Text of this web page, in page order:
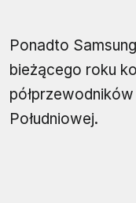
Ponadto
bieżącego roku
Południowej.